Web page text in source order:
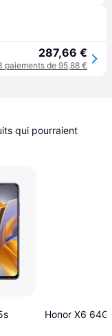
287,66 €
paiements de 95,88 €
qui pourraient
Honor X6